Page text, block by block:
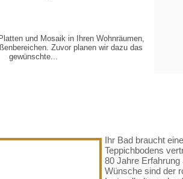
VON...
und Mosaik in Ihren Wohnräumen,
Zuvor planen wir dazu das
gewünschte...
Ihr Bad braucht
Teppichbodens
80 Jahre
Wünsche sind der